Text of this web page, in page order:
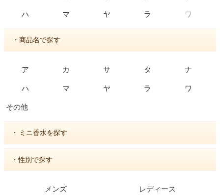
ハ マ ヤ ラ ワ
・商品名で探す
ア カ サ タ ナ
ハ マ ヤ ラ ワ
その他
・ ミニ香水を探す
・性別で探す
メンズ レディース